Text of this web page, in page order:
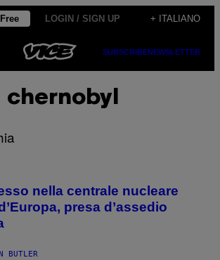
LOGIN / SIGN UP + ITALIANO
SUBSCRIBENEWSLETTER
chernobyl
nella centrale nucleare
presa d’assedio
BUTLER